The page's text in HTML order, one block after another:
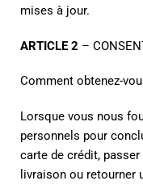
mises à jour.
ARTICLE 2 –
Comment obtenez-
Lorsque vous nous
personnels pour
carte de crédit,
livraison ou retourner